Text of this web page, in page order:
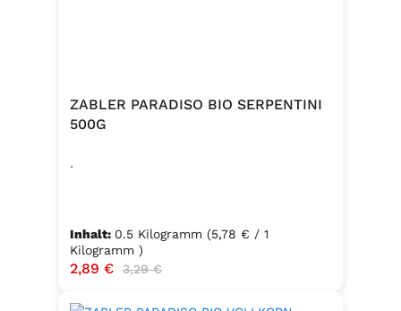
ZABLER PARADISO BIO SERPENTINI
500G
.
Inhalt: 0.5 Kilogramm (5,78 € / 1
Kilogramm )
Verkaufspreis:
2,89 € Regulärer Preis:
3,29 €